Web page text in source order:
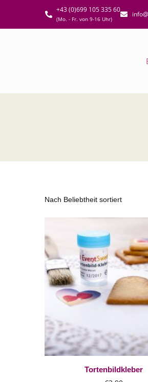
+43 (0)699 105 335 60
(Mo. - Fr. von 9-16 Uhr)
Tortenbildkleber